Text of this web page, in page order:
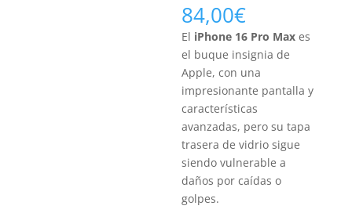
84,00€
El iPhone 16 Pro Max es
el buque insignia de
Apple, con una
impresionante pantalla y
características
avanzadas, pero su tapa
trasera de vidrio sigue
siendo vulnerable a
daños por caídas o
golpes.